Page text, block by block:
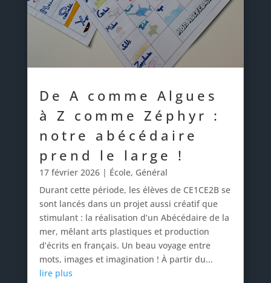
De A comme Algues
à Z comme Zéphyr :
notre abécédaire
prend le large !
17 février 2026| École, Général
Durant cette période, les élèves de CE1CE2B se
sont lancés dans un projet aussi créatif que
stimulant : la réalisation d’un Abécédaire de la
mer, mêlant arts plastiques et production
d’écrits en français. Un beau voyage entre
mots, images et imagination ! À partir du...
lire plus